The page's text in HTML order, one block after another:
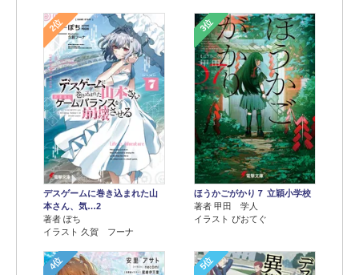
2位
デスゲームに巻き込まれた山
本さん、気…2
著者 ぽち
イラスト 久賀 フーナ
3位
ほうかごがかり７ 立穎小学校
著者 甲田 学人
イラスト ぴおてぐ
4位 5位